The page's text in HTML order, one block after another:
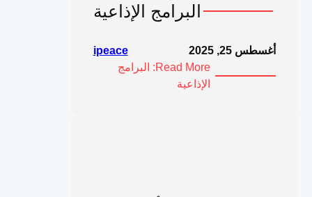
البرامج الإذاعية
أغسطس 25, 2025
ipeace
Read More: البرامج
الإذاعية